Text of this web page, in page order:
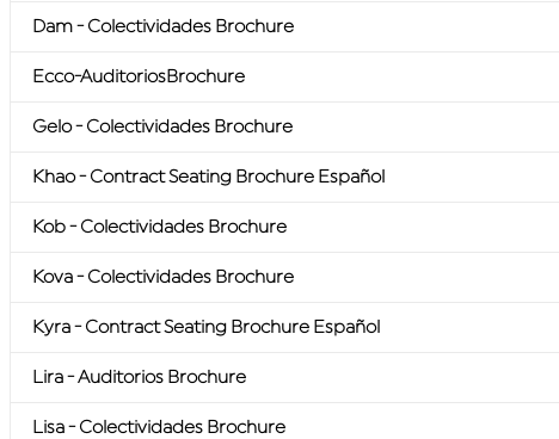
Dam - Colectividades Brochure
Ecco-AuditoriosBrochure
Gelo - Colectividades Brochure
Khao - Contract Seating Brochure Español
Kob - Colectividades Brochure
Kova - Colectividades Brochure
Kyra - Contract Seating Brochure Español
Lira - Auditorios Brochure
Lisa - Colectividades Brochure